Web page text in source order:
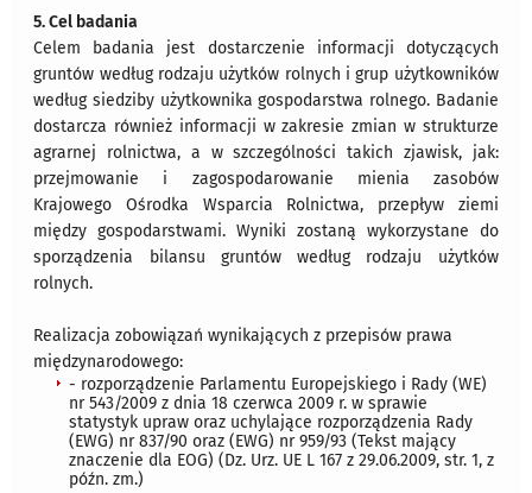
5. Cel badania
Celem badania jest dostarczenie informacji dotyczących
gruntów według rodzaju użytków rolnych i grup użytkowników
według siedziby użytkownika gospodarstwa rolnego. Badanie
dostarcza również informacji w zakresie zmian w strukturze
agrarnej rolnictwa, a w szczególności takich zjawisk, jak:
przejmowanie i zagospodarowanie mienia zasobów
Krajowego Ośrodka Wsparcia Rolnictwa, przepływ ziemi
między gospodarstwami. Wyniki zostaną wykorzystane do
sporządzenia bilansu gruntów według rodzaju użytków
rolnych.
Realizacja zobowiązań wynikających z przepisów prawa
międzynarodowego:
- rozporządzenie Parlamentu Europejskiego i Rady (WE)
nr 543/2009 z dnia 18 czerwca 2009 r. w sprawie
statystyk upraw oraz uchylające rozporządzenia Rady
(EWG) nr 837/90 oraz (EWG) nr 959/93 (Tekst mający
znaczenie dla EOG) (Dz. Urz. UE L 167 z 29.06.2009, str. 1, z
późn. zm.)